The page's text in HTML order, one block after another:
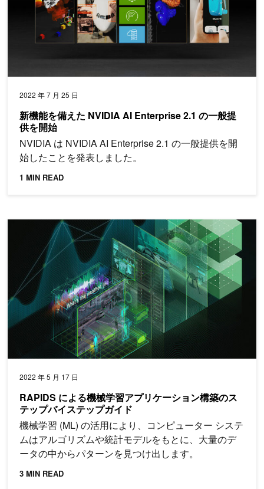
2022 年 7 月 25 日
新機能を備えた NVIDIA AI Enterprise 2.1 の一般提
供を開始
NVIDIA は NVIDIA AI Enterprise 2.1 の一般提供を開
始したことを発表しました。
1 MIN READ
2022 年 5 月 17 日
RAPIDS による機械学習アプリケーション構築のス
テップバイステップガイド
機械学習 (ML) の活用により、コンピューター システ
ムはアルゴリズムや統計モデルをもとに、大量のデ
ータの中からパターンを見つけ出します。
3 MIN READ
RAPIDS による機械学習アプリケーション構築のステップバイ